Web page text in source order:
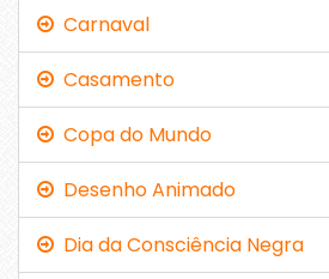
Carnaval
Casamento
Copa do Mundo
Desenho Animado
Dia da Consciência Negra